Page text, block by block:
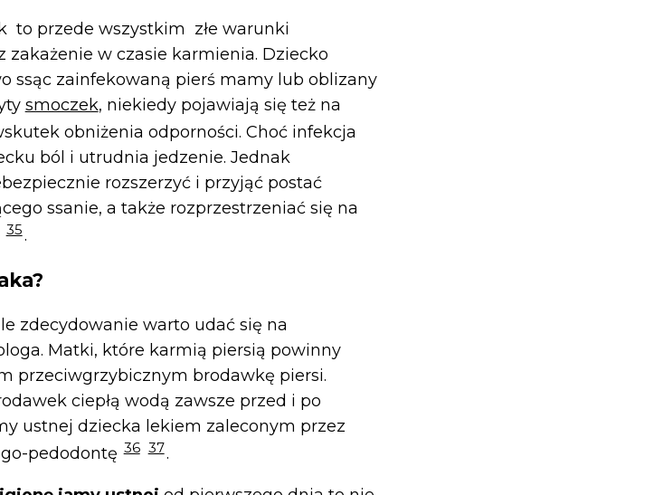
to przede wszystkim złe warunki
w czasie karmienia. Dziecko
ssąc zainfekowaną pierś mamy lub oblizany
smoczek, niekiedy pojawiają się też na
obniżenia odporności. Choć infekcja
ból i utrudnia jedzenie. Jednak
rozszerzyć i przyjąć postać
ssanie, a także rozprzestrzeniać się na
35.
zdecydowanie warto udać się na
Matki, które karmią piersią powinny
przeciwgrzybicznym brodawkę piersi.
ciepłą wodą zawsze przed i po
ustnej dziecka lekiem zaleconym przez
pedodontę 36 37.